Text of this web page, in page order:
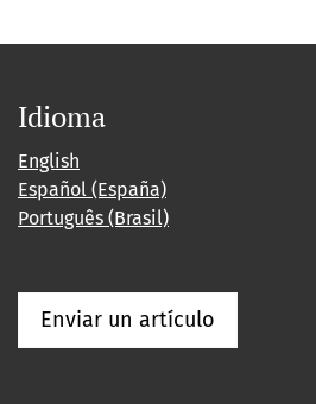
Idioma
English
Español (España)
Português (Brasil)
Enviar un artículo